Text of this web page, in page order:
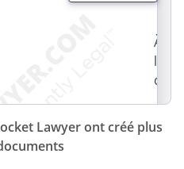
Lawyer ont créé plus
À
de